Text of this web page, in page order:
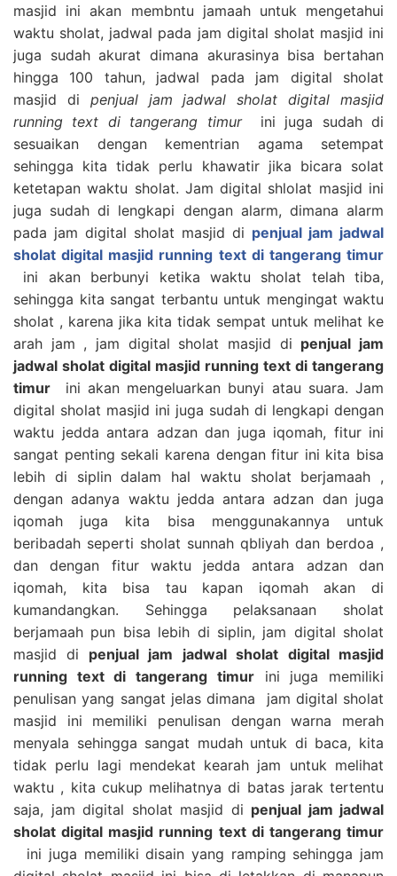
masjid ini akan membntu jamaah untuk mengetahui
waktu sholat, jadwal pada jam digital sholat masjid ini
juga sudah akurat dimana akurasinya bisa bertahan
hingga 100 tahun, jadwal pada jam digital sholat
masjid di penjual jam jadwal sholat digital masjid
running text di tangerang timur ini juga sudah di
sesuaikan dengan kementrian agama setempat
sehingga kita tidak perlu khawatir jika bicara solat
ketetapan waktu sholat. Jam digital shlolat masjid ini
juga sudah di lengkapi dengan alarm, dimana alarm
pada jam digital sholat masjid di penjual jam jadwal
sholat digital masjid running text di tangerang timur
ini akan berbunyi ketika waktu sholat telah tiba,
sehingga kita sangat terbantu untuk mengingat waktu
sholat , karena jika kita tidak sempat untuk melihat ke
arah jam , jam digital sholat masjid di penjual jam
jadwal sholat digital masjid running text di tangerang
timur ini akan mengeluarkan bunyi atau suara. Jam
digital sholat masjid ini juga sudah di lengkapi dengan
waktu jedda antara adzan dan juga iqomah, fitur ini
sangat penting sekali karena dengan fitur ini kita bisa
lebih di siplin dalam hal waktu sholat berjamaah ,
dengan adanya waktu jedda antara adzan dan juga
iqomah juga kita bisa menggunakannya untuk
beribadah seperti sholat sunnah qbliyah dan berdoa ,
dan dengan fitur waktu jedda antara adzan dan
iqomah, kita bisa tau kapan iqomah akan di
kumandangkan. Sehingga pelaksanaan sholat
berjamaah pun bisa lebih di siplin, jam digital sholat
masjid di penjual jam jadwal sholat digital masjid
running text di tangerang timurini juga memiliki
penulisan yang sangat jelas dimana jam digital sholat
masjid ini memiliki penulisan dengan warna merah
menyala sehingga sangat mudah untuk di baca, kita
tidak perlu lagi mendekat kearah jam untuk melihat
waktu , kita cukup melihatnya di batas jarak tertentu
saja, jam digital sholat masjid di penjual jam jadwal
sholat digital masjid running text di tangerang timur
ini juga memiliki disain yang ramping sehingga jam